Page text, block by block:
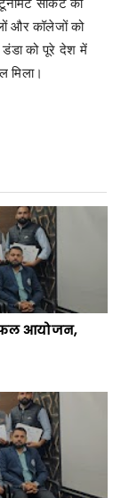
और कॉलेजों को
डंडा को पूरे देश में
मिला।
सफल आयोजन,